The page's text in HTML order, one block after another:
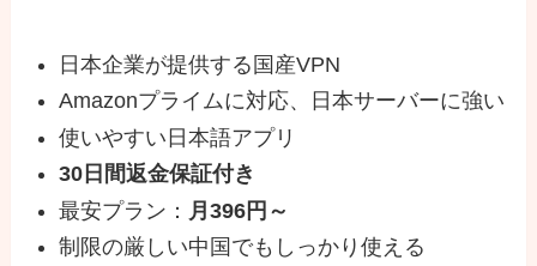
日本企業が提供する国産VPN
Amazonプライムに対応、日本サーバーに強い
使いやすい日本語アプリ
30日間返金保証付き
最安プラン： 月396円～
制限の厳しい中国でもしっかり使える